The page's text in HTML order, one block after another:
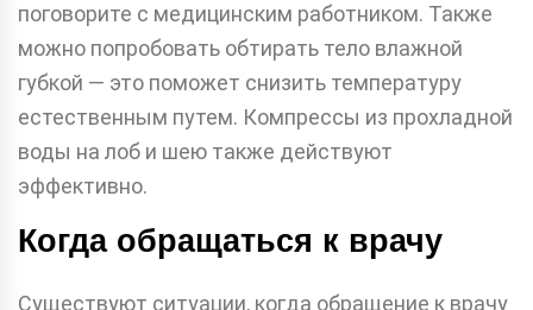
поговорите с медицинским работником. Также
можно попробовать обтирать тело влажной
губкой — это поможет снизить температуру
естественным путем. Компрессы из прохладной
воды на лоб и шею также действуют
эффективно.
Когда обращаться к врачу
Существуют ситуации, когда обращение к врачу